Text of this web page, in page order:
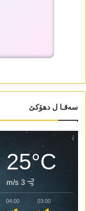
سەقـا ل دھۆکێ
25°C
3 m/s
03:00
04:00